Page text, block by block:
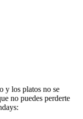
y los platos no se
no puedes perderte